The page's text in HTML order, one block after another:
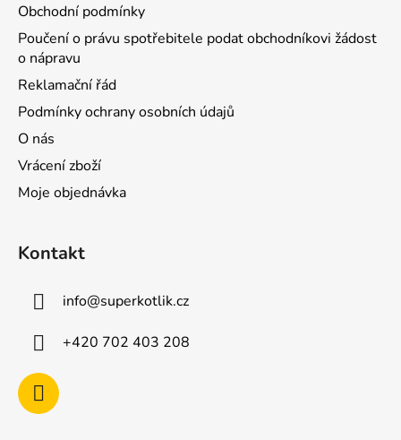
Obchodní podmínky
Poučení o právu spotřebitele podat obchodníkovi žádost
o nápravu
Reklamační řád
Podmínky ochrany osobních údajů
O nás
Vrácení zboží
Moje objednávka
Kontakt
info@superkotlik.cz
+420 702 403 208